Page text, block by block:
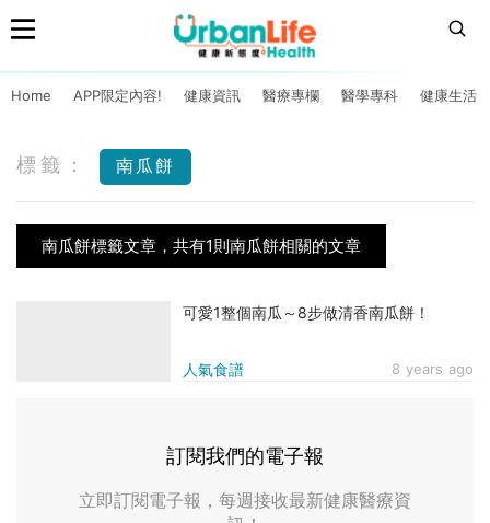
Home APP限定內容! 健康資訊 醫療專欄 醫學專科 健康生活
標籤： 南瓜餅
南瓜餅標籤文章，共有1則南瓜餅相關的文章
人氣食譜 8 years ago
可愛1整個南瓜～8步做清香南瓜餅！
訂閱我們的電子報
立即訂閱電子報，每週接收最新健康醫療資